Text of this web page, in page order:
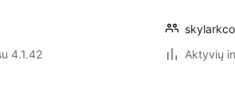
4.1.42
Aktyvių